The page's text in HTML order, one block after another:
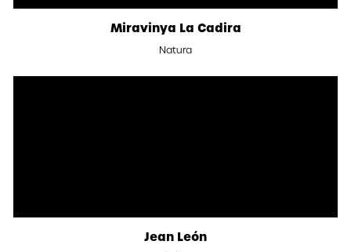
Miravinya La Cadira
Natura
Jean León